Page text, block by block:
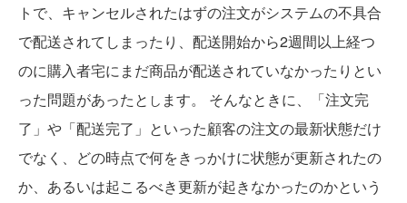
トで、キャンセルされたはずの注文がシステムの不具合
で配送されてしまったり、配送開始から2週間以上経つ
のに購入者宅にまだ商品が配送されていなかったりとい
った問題があったと し ます。 そんなときに、「注文完
了」や「配送完了」といった顧客の注文の最新状態だけ
でなく、どの時点で何をきっかけに状態が更新されたの
か、あるいは起こるべき更新が起きなかったのかという